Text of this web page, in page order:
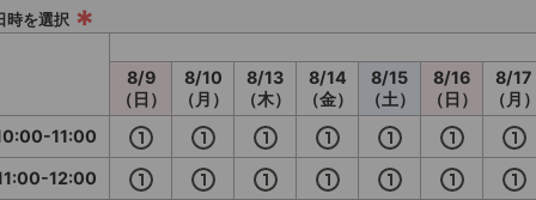
時を選択 *
8/9
（日）
8/10
（月）
8/13
（木）
8/14
（金）
8/15
（土）
8/16
（日）
8/17
（月）
11:00
12:00